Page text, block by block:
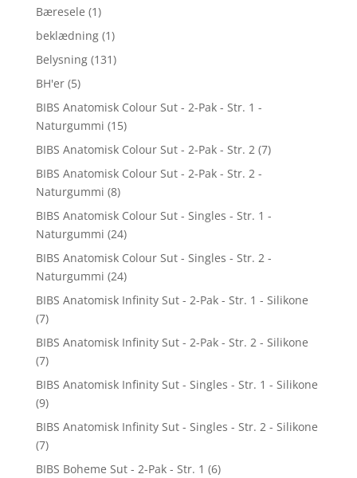
Bæresele (1)
beklædning (1)
Belysning (131)
BH'er (5)
BIBS Anatomisk Colour Sut - 2-Pak - Str. 1 -
Naturgummi (15)
BIBS Anatomisk Colour Sut - 2-Pak - Str. 2 (7)
BIBS Anatomisk Colour Sut - 2-Pak - Str. 2 -
Naturgummi (8)
BIBS Anatomisk Colour Sut - Singles - Str. 1 -
Naturgummi (24)
BIBS Anatomisk Colour Sut - Singles - Str. 2 -
Naturgummi (24)
BIBS Anatomisk Infinity Sut - 2-Pak - Str. 1 - Silikone
(7)
BIBS Anatomisk Infinity Sut - 2-Pak - Str. 2 - Silikone
(7)
BIBS Anatomisk Infinity Sut - Singles - Str. 1 - Silikone
(9)
BIBS Anatomisk Infinity Sut - Singles - Str. 2 - Silikone
(7)
BIBS Boheme Sut - 2-Pak - Str. 1 (6)